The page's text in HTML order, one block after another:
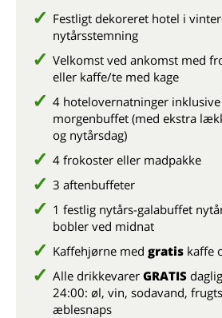
Festligt dekoreret hotel i
nytårsstemning
Velkomst ved ankomst med
eller kaffe/te med kage
4 hotelovernatninger inklusive
morgenbuffet (med ekstra
og nytårsdag)
4 frokoster eller madpakke
3 aftenbuffeter
1 festlig nytårs-galabuffet
bobler ved midnat
Kaffehjørne med gratis kaffe
Alle drikkevarer GRATIS
24:00: øl, vin, sodavand,
æblesnaps